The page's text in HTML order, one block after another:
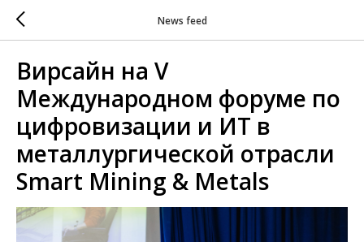
News feed
Вирсайн на V
Международном форуме по
цифровизации и ИТ в
металлургической отрасли
Smart Mining & Metals